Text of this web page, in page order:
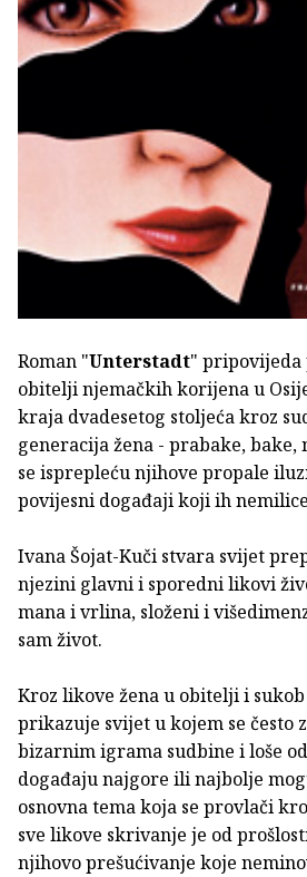
Roman "Unterstadt" pripovijeda
obitelji njemačkih korijena u
kraja dvadesetog stoljeća kroz
generacija žena - prabake,
se isprepleću njihove propale
povijesni događaji koji ih
Ivana Šojat-Kuči stvara svijet
njezini glavni i sporedni likovi
mana i vrlina, složeni i
sam život.
Kroz likove žena u obitelji i
prikazuje svijet u kojem se često
bizarnim igrama sudbine i loše
događaju najgore ili najbolje
osnovna tema koja se provlači
sve likove skrivanje je od
njihovo prešućivanje koje